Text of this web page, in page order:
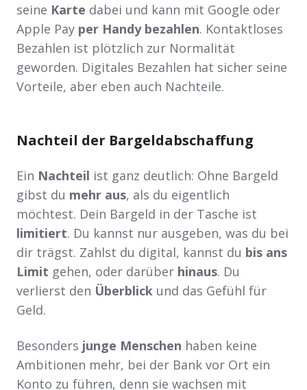
seine Karte dabei und kann mit Google oder
Apple Pay per Handy bezahlen. Kontaktloses
Bezahlen ist plötzlich zur Normalität
geworden. Digitales Bezahlen hat sicher seine
Vorteile, aber eben auch Nachteile.
Nachteil der Bargeldabschaffung
Ein Nachteil ist ganz deutlich: Ohne Bargeld
gibst du mehr aus, als du eigentlich
möchtest. Dein Bargeld in der Tasche ist
limitiert. Du kannst nur ausgeben, was du bei
dir trägst. Zahlst du digital, kannst du bis ans
Limit gehen, oder darüber hinaus. Du
verlierst den Überblick und das Gefühl für
Geld.
Besonders junge Menschen haben keine
Ambitionen mehr, bei der Bank vor Ort ein
Konto zu führen, denn sie wachsen mit